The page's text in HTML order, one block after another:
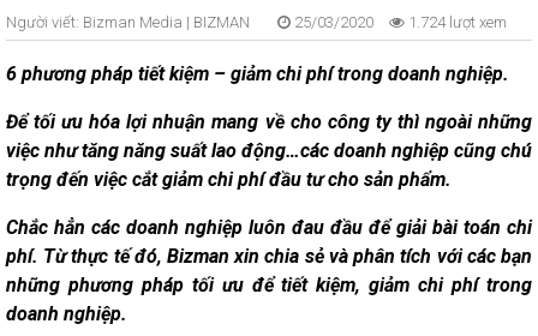
Người viết: Bizman Media | BIZMAN 25/03/2020 1.724 lượt xem
6 phương pháp tiết kiệm – giảm chi phí trong doanh nghiệp.
Để tối ưu hóa lợi nhuận mang về cho công ty thì ngoài những
việc như tăng năng suất lao động…các doanh nghiệp cũng chú
trọng đến việc cắt giảm chi phí đầu tư cho sản phẩm.
Chắc hẳn các doanh nghiệp luôn đau đầu để giải bài toán chi
phí. Từ thực tế đó, Bizman xin chia sẻ và phân tích với các bạn
những phương pháp tối ưu để tiết kiệm, giảm chi phí trong
doanh nghiệp.